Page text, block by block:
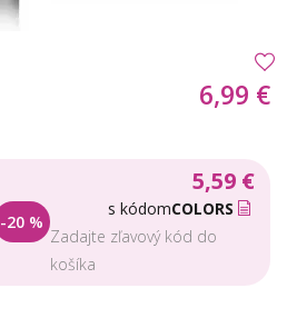
6,99 €
-20 %
5,59 €
s kódomCOLORS
Zadajte zľavový kód do
košíka